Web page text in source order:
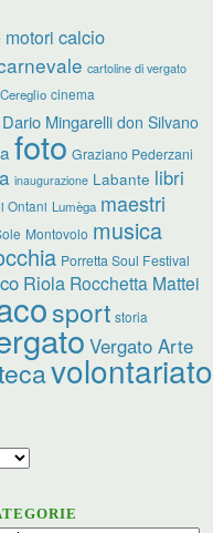
motori calcio
cartoline di vergato
Cereglio cinema
Dario Mingarelli don Silvano
foto Graziano Pederzani
inaugurazione Labante libri
Ontani Lumèga maestri
Montovolo musica
Porretta Soul Festival
Riola Rocchetta Mattei
sport storia
Vergato Arte
volontariato